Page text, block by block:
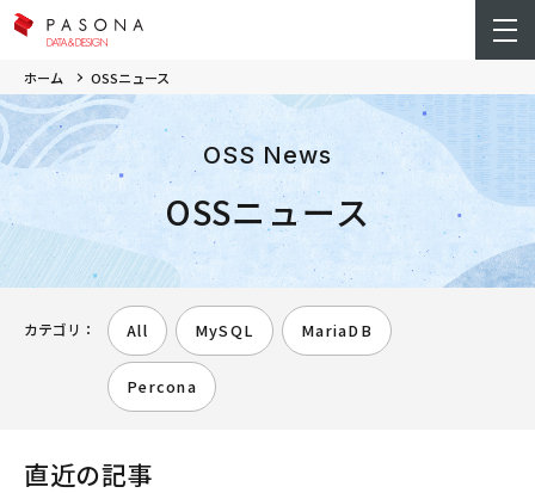
ホーム OSSニュース
OSS News
OSSニュース
カテゴリ： All MySQL MariaDB
Percona
直近の記事